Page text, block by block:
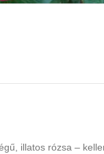
illatos rózsa –